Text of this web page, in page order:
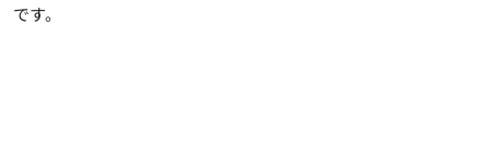
です。